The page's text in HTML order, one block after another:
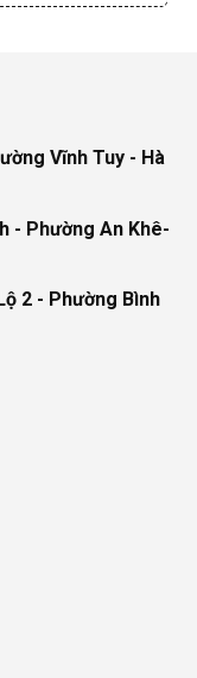
Vĩnh Tuy - Hà
- Phường An Khê-
2 - Phường Bình